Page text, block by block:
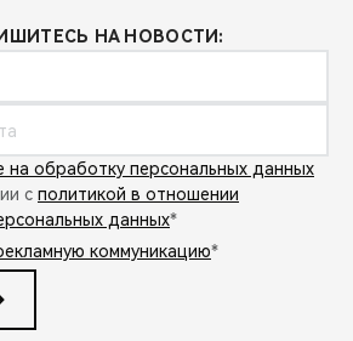
НА НОВОСТИ:
на обработку персональных данных
с политикой в отношении
данных*
коммуникацию*